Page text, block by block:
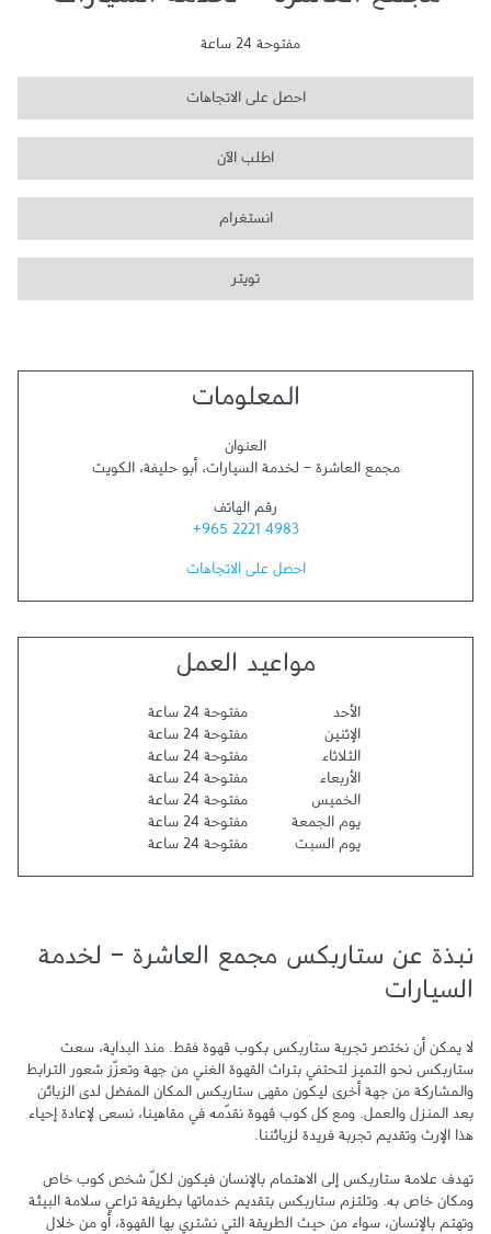
مفتوحة 24 ساعة
احصل على الاتجاهات
اطلب الآن
انستغرام
تويتر
المعلومات
العنوان
مجمع العاشرة - لخدمة السيارات،أبو حليفة،الكويت
رقم الهاتف
+965 2221 4983
احصل على الاتجاهات
مواعيد العمل
الأحد
مفتوحة 24 ساعة
الإثنين
مفتوحة 24 ساعة
الثلاثاء
مفتوحة 24 ساعة
الأربعاء
مفتوحة 24 ساعة
الخميس
مفتوحة 24 ساعة
يوم الجمعة
مفتوحة 24 ساعة
يوم السبت
مفتوحة 24 ساعة
نبذة عن ستاربكس مجمع العاشرة - لخدمة
السيارات